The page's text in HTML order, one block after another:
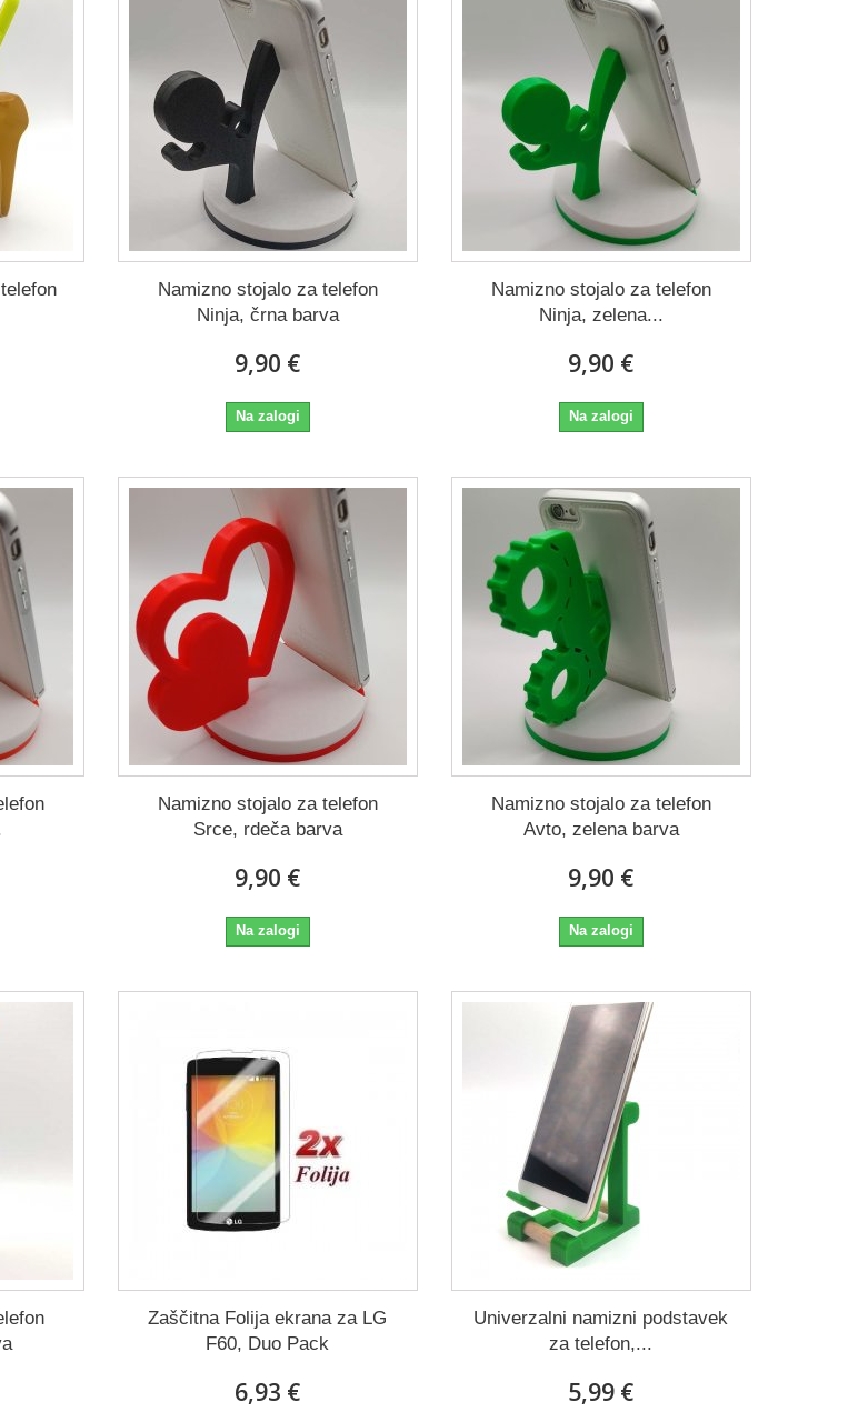
Namizno stojalo za telefon
Ninja, črna barva
9,90 €
Na zalogi
Namizno stojalo za telefon
Ninja, zelena...
9,90 €
Na zalogi
Namizno stojalo za telefon
Srce, rdeča barva
9,90 €
Na zalogi
Namizno stojalo za telefon
Avto, zelena barva
9,90 €
Na zalogi
Zaščitna Folija ekrana za LG
F60, Duo Pack
6,93 €
Univerzalni namizni podstavek
za telefon,...
5,99 €